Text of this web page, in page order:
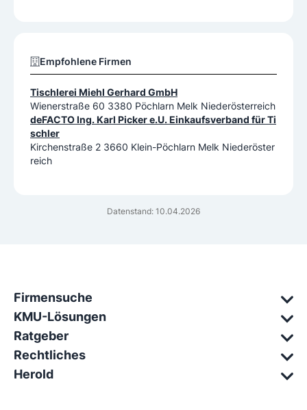
Datenstand: 10.04.2026
Empfohlene Firmen
Tischlerei Miehl Gerhard GmbH
Wienerstraße 60 3380 Pöchlarn Melk Niederösterreich
deFACTO Ing. Karl Picker e.U. Einkaufsverband für Ti
schler
Kirchenstraße 2 3660 Klein-Pöchlarn Melk Niederöster
reich
Firmensuche
KMU-Lösungen
Ratgeber
Rechtliches
Herold